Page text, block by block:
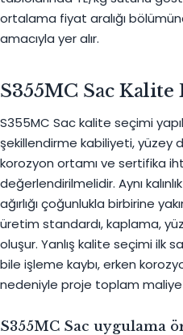
ortalama fiyat aralığı
amacıyla yer alır.
S355MC Sac Kalite
S355MC Sac kalite seçimi
şekillendirme kabiliyeti, yüzey
korozyon ortamı ve sertifika
değerlendirilmelidir. Aynı
ağırlığı çoğunlukla birbirine
üretim standardı, kaplama,
oluşur. Yanlış kalite seçimi ilk
bile işleme kaybı, erken
nedeniyle proje toplam
S355MC Sac uygulama